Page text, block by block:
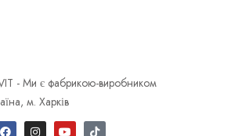
- Ми є фабрикою-виробником
м. Харків